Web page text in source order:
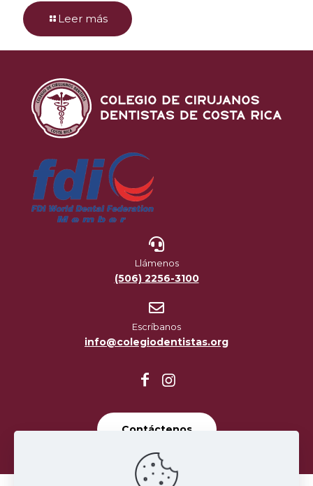
Leer más
Llámenos
(506) 2256-3100
Escríbanos
info@colegiodentistas.org
Contáctenos